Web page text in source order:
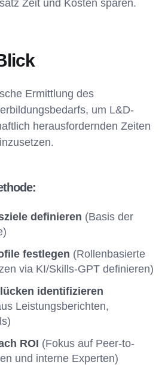
Zeit und Kosten sparen.
Ermittlung des
um L&D-
herausfordernden Zeiten
definieren (Basis der
festlegen (Rollenbasierte
via KI/Skills-GPT definieren)
identifizieren
Leistungsberichten,
ROI (Fokus auf Peer-to-
und interne Experten)